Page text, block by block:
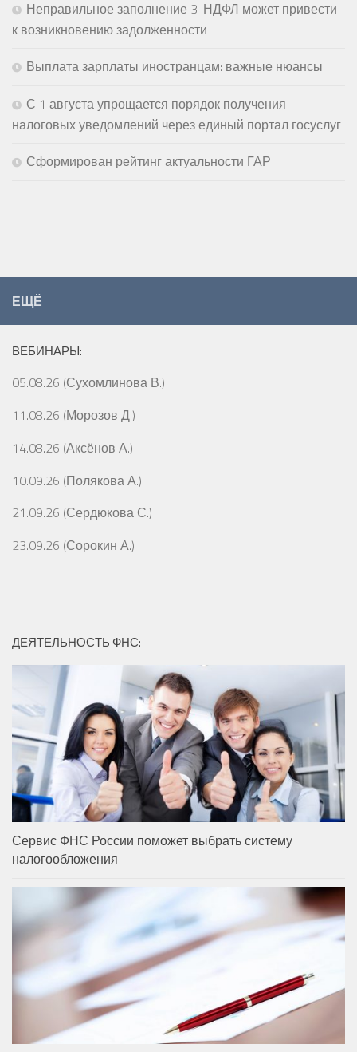
Неправильное заполнение 3-НДФЛ может привести
к возникновению задолженности
Выплата зарплаты иностранцам: важные нюансы
С 1 августа упрощается порядок получения
налоговых уведомлений через единый портал госуслуг
Сформирован рейтинг актуальности ГАР
ЕЩЁ
ВЕБИНАРЫ:
05.08.26 (Сухомлинова В.)
11.08.26 (Морозов Д.)
14.08.26 (Аксёнов А.)
10.09.26 (Полякова А.)
21.09.26 (Сердюкова С.)
23.09.26 (Сорокин А.)
ДЕЯТЕЛЬНОСТЬ ФНС:
Сервис ФНС России поможет выбрать систему
налогообложения